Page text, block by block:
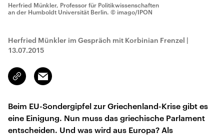
Herfried Münkler, Professor für Politikwissenschaften
an der Humboldt Universität Berlin. © imago/IPON
Herfried Münkler im Gespräch mit Korbinian Frenzel |
13.07.2015
Link
kopieren/teilen
Email
Beim EU-Sondergipfel zur Griechenland-Krise gibt es
eine Einigung. Nun muss das griechische Parlament
entscheiden. Und was wird aus Europa? Als